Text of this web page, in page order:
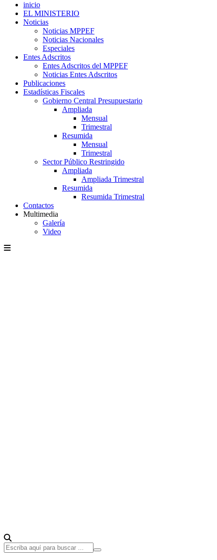
inicio
EL MINISTERIO
Noticias
Noticias MPPEF
Noticias Nacionales
Especiales
Entes Adscritos
Entes Adscritos del MPPEF
Noticias Entes Adscritos
Publicaciones
Estadísticas Fiscales
Gobierno Central Presupuestario
Ampliada
Mensual
Trimestral
Resumida
Mensual
Trimestral
Sector Público Restringido
Ampliada
Ampliada Trimestral
Resumida
Resumida Trimestral
Contactos
Multimedia
Galería
Video